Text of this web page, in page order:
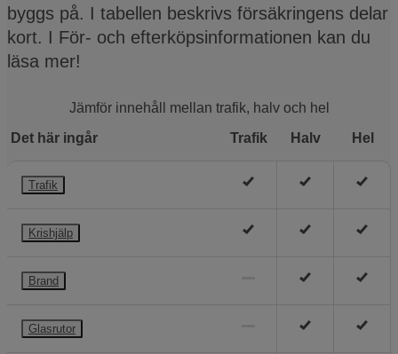
byggs på. I tabellen beskrivs försäkringens delar
kort. I För- och efterköps­informationen kan du
läsa mer!
Jämför innehåll mellan trafik, halv och hel
Det här ingår
Trafik Halv Hel
Trafik
Krishjälp
Brand
Glasrutor